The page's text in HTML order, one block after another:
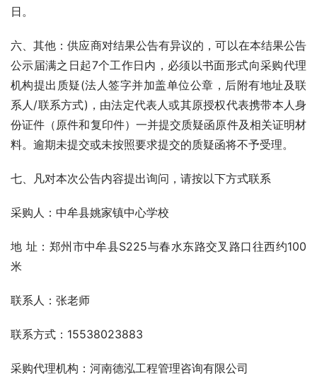
日。
六、其他：供应商对结果公告有异议的，可以在本结果公告
公示届满之日起7个工作日内，必须以书面形式向采购代理
机构提出质疑(法人签字并加盖单位公章，后附有地址及联
系人/联系方式)，由法定代表人或其原授权代表携带本人身
份证件（原件和复印件）一并提交质疑函原件及相关证明材
料。逾期未提交或未按照要求提交的质疑函将不予受理。
七、凡对本次公告内容提出询问，请按以下方式联系
采购人：中牟县姚家镇中心学校
地 址：郑州市中牟县S225与春水东路交叉路口往西约100
米
联系人：张老师
联系方式：15538023883
采购代理机构：河南德泓工程管理咨询有限公司